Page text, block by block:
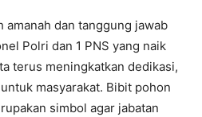
amanah dan tanggung jawab
Polri dan 1 PNS yang naik
terus meningkatkan dedikasi,
masyarakat. Bibit pohon
simbol agar jabatan